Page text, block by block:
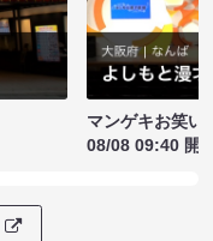
マンゲキお笑い
08/08 09:40 開